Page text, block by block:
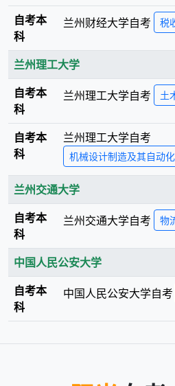
自考本
科
兰州财经大学自考 税
兰州理工大学
自考本
科
兰州理工大学自考 土
自考本
科
兰州理工大学自考
机械设计制造及其自动化
兰州交通大学
自考本
科
兰州交通大学自考 物
中国人民公安大学
自考本
科
中国人民公安大学自考